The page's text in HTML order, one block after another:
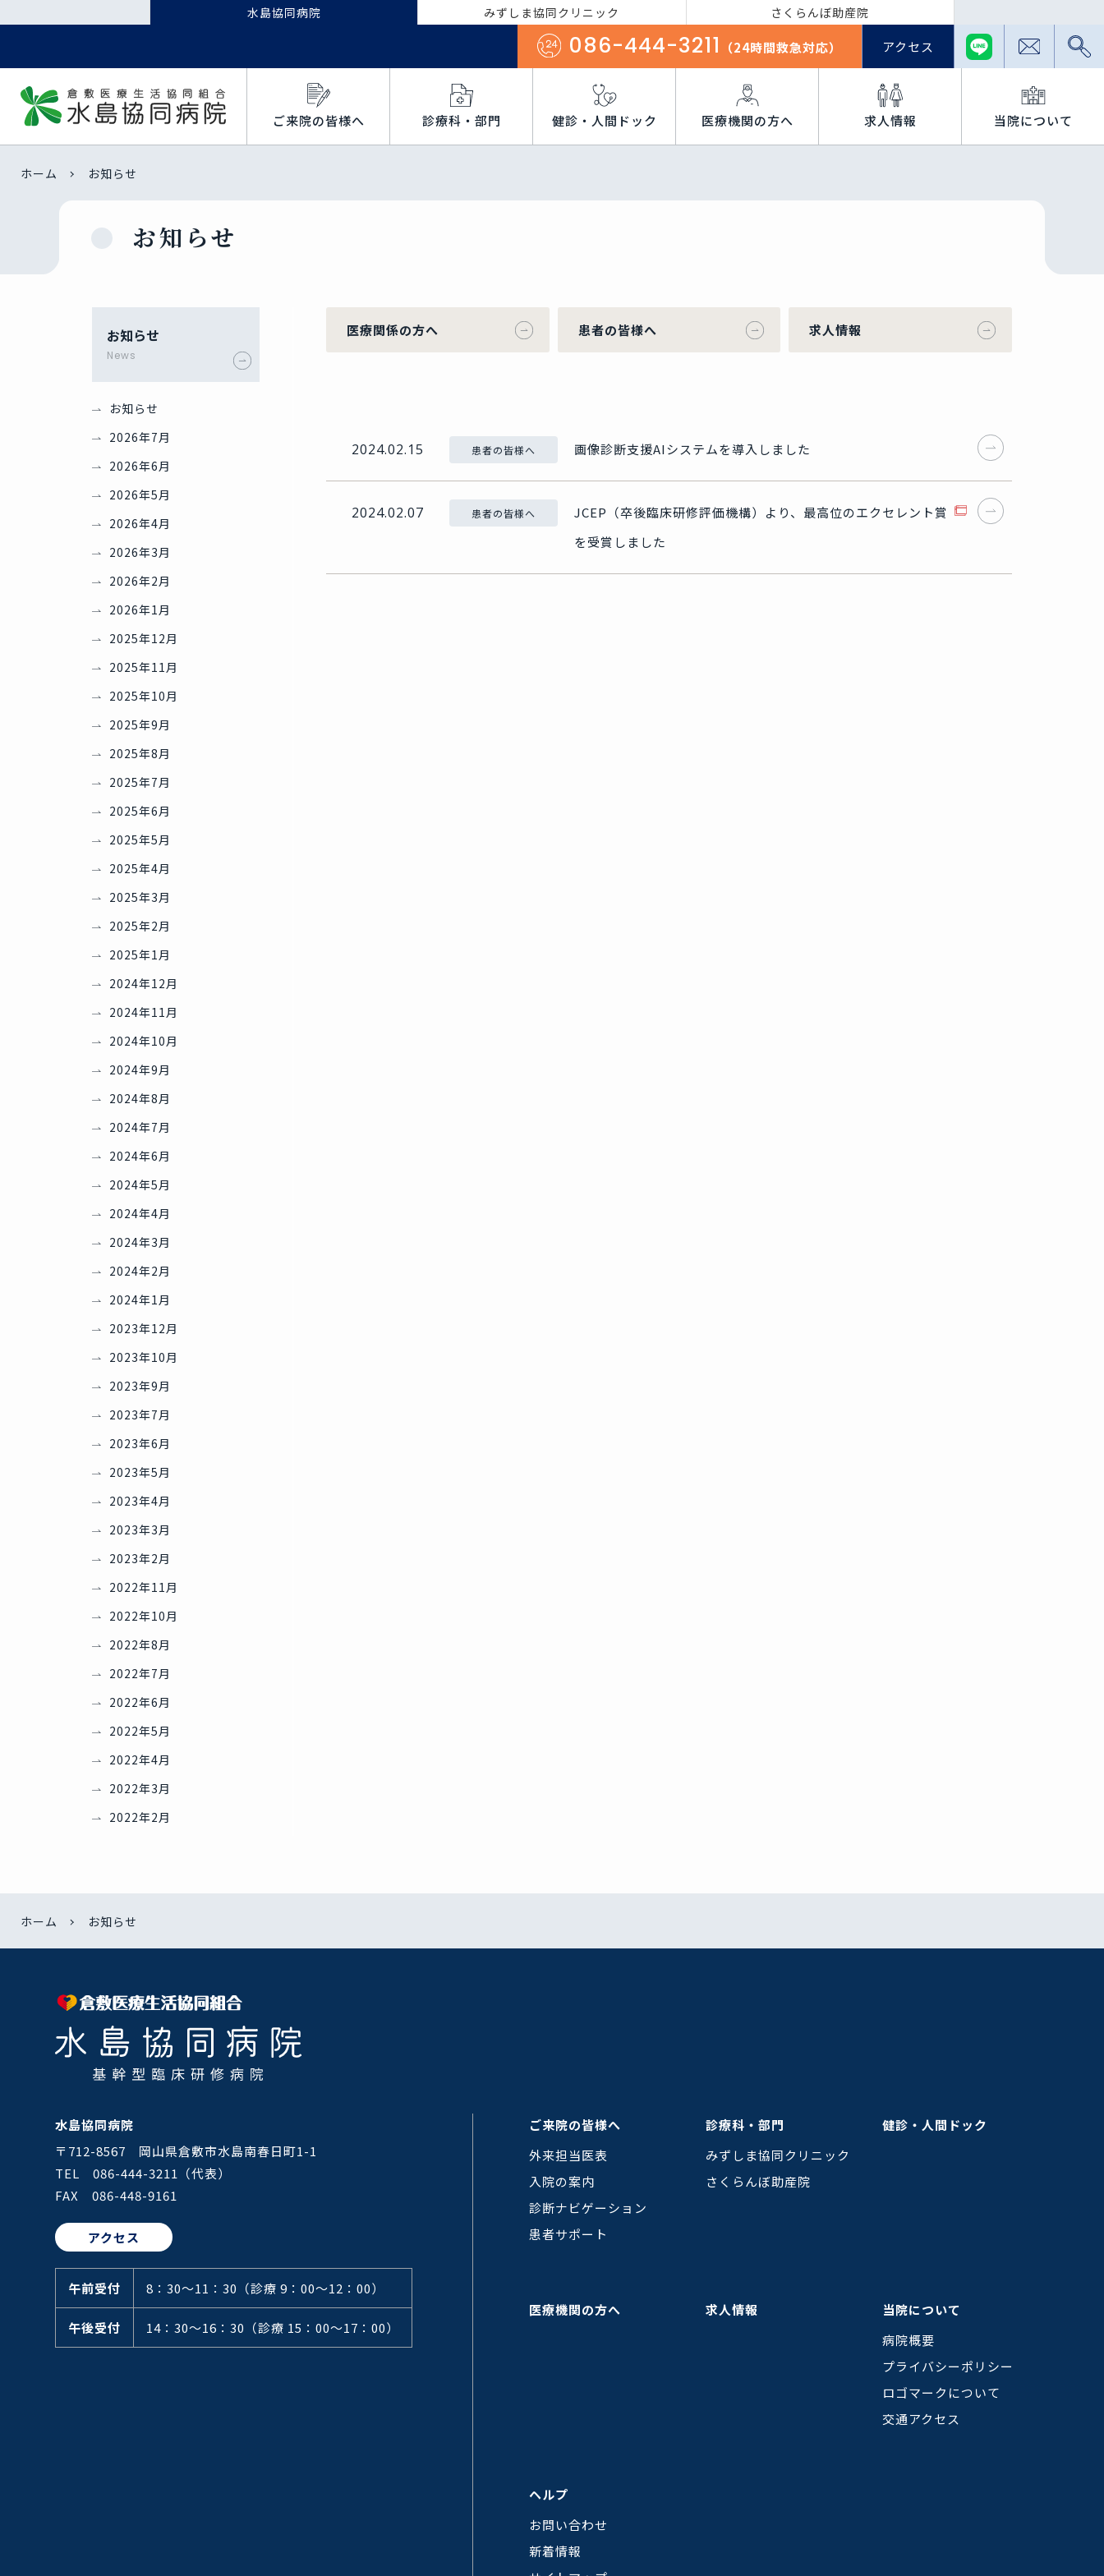
水島協同病院 みずしま協同クリニック さくらんぼ助産院
086-444-3211 （24時間救急対応） アクセス
ご来院の皆様へ 診療科・部門 健診・人間ドック 医療機関の方へ 求人情報 当院について
ホーム お知らせ
お知らせ
医療関係の方へ 患者の皆様へ 求人情報
2024.02.15 患者の皆様へ 画像診断支援AIシステムを導入しました
2024.02.07 患者の皆様へ
JCEP（卒後臨床研修評価機構）より、最高位のエクセレント賞
を受賞しました
お知らせ
News
お知らせ
2026年7月
2026年6月
2026年5月
2026年4月
2026年3月
2026年2月
2026年1月
2025年12月
2025年11月
2025年10月
2025年9月
2025年8月
2025年7月
2025年6月
2025年5月
2025年4月
2025年3月
2025年2月
2025年1月
2024年12月
2024年11月
2024年10月
2024年9月
2024年8月
2024年7月
2024年6月
2024年5月
2024年4月
2024年3月
2024年2月
2024年1月
2023年12月
2023年10月
2023年9月
2023年7月
2023年6月
2023年5月
2023年4月
2023年3月
2023年2月
2022年11月
2022年10月
2022年8月
2022年7月
2022年6月
2022年5月
2022年4月
2022年3月
2022年2月
ホーム お知らせ
水島協同病院
〒712-8567 岡山県倉敷市水島南春日町1-1
TEL 086-444-3211（代表）
FAX 086-448-9161
アクセス
午前受付 8：30～11：30 （診療 9：00～12：00）
午後受付 14：30～16：30 （診療 15：00～17：00）
ご来院の皆様へ
外来担当医表
入院の案内
診断ナビゲーション
患者サポート
診療科・部門
みずしま協同クリニック
さくらんぼ助産院
健診・人間ドック
医療機関の方へ 求人情報
当院について
病院概要
プライバシーポリシー
ロゴマークについて
交通アクセス
ヘルプ
お問い合わせ
新着情報